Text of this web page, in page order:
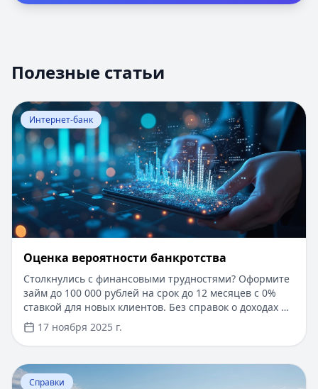
Полезные статьи
Перейти к статье:Оценка вероятности банкротства
Интернет-банк
Оценка вероятности банкротства
Столкнулись с финансовыми трудностями? Оформите
займ до 100 000 рублей на срок до 12 месяцев с 0%
ставкой для новых клиентов. Без справок о доходах и
документов — решение за 5 минут. Получите деньги
быстро и прозрачно через проверенные сервисы.
17 ноября 2025 г.
Перейти к статье:
Справки